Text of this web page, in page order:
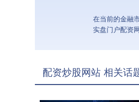
在当前的金融
实盘门户配资
配资炒股网站 相关话